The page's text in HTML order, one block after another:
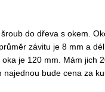
šroub do dřeva s okem.
závitu je 8 mm a
oka je 120 mm. Mám jich
najednou bude cena za